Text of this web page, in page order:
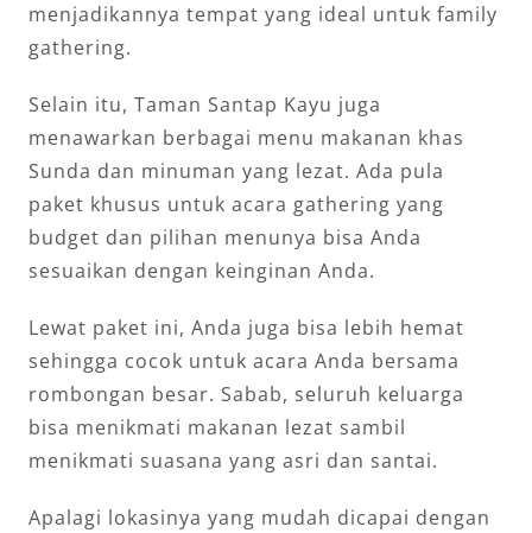
menjadikannya tempat yang ideal untuk family
gathering.
Selain itu, Taman Santap Kayu juga
menawarkan berbagai menu makanan khas
Sunda dan minuman yang lezat. Ada pula
paket khusus untuk acara gathering yang
budget dan pilihan menunya bisa Anda
sesuaikan dengan keinginan Anda.
Lewat paket ini, Anda juga bisa lebih hemat
sehingga cocok untuk acara Anda bersama
rombongan besar. Sabab, seluruh keluarga
bisa menikmati makanan lezat sambil
menikmati suasana yang asri dan santai.
Apalagi lokasinya yang mudah dicapai dengan